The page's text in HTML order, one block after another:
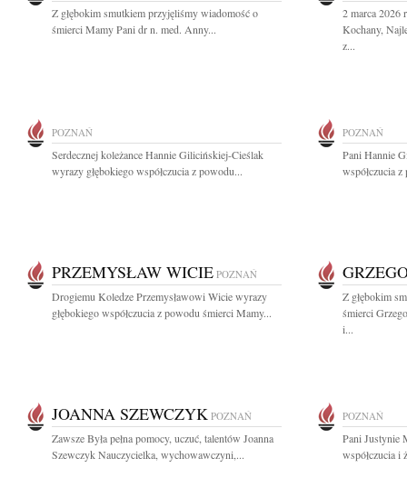
Z głębokim smutkiem przyjęliśmy wiadomość o
śmierci Mamy Pani dr n. med. Anny...
2 marca 2026
Kochany,
z...
POZNAŃ
Serdecznej koleżance Hannie Gilicińskiej-Cieślak
wyrazy głębokiego współczucia z powodu...
POZNAŃ
Pani Hannie
współczucia
PRZEMYSŁAW WICIE POZNAŃ
Drogiemu Koledze Przemysławowi Wicie wyrazy
głębokiego współczucia z powodu śmierci Mamy...
Z głębokim
śmierci
i...
JOANNA SZEWCZYK POZNAŃ
Zawsze Była pełna pomocy, uczuć, talentów Joanna
Szewczyk Nauczycielka, wychowawczyni,...
POZNAŃ
Pani Justynie
współczucia i